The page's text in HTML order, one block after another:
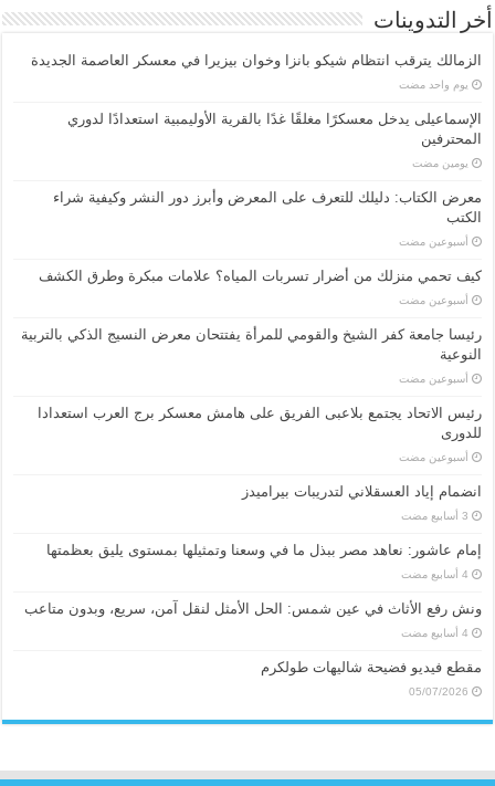
أخر التدوينات
الزمالك يترقب انتظام شيكو بانزا وخوان بيزيرا في معسكر العاصمة الجديدة
‏يوم واحد مضت
الإسماعیلی یدخل معسكرًا مغلقًا غدًا بالقرية الأوليمبية استعدادًا لدوري
المحترفين
‏يومين مضت
معرض الكتاب: دليلك للتعرف على المعرض وأبرز دور النشر وكيفية شراء
الكتب
‏أسبوعين مضت
كيف تحمي منزلك من أضرار تسربات المياه؟ علامات مبكرة وطرق الكشف
‏أسبوعين مضت
رئيسا جامعة كفر الشيخ والقومي للمرأة يفتتحان معرض النسيج الذكي بالتربية
النوعية
‏أسبوعين مضت
رئيس الاتحاد يجتمع بلاعبى الفريق على هامش معسكر برج العرب استعدادا
للدورى
‏أسبوعين مضت
انضمام إياد العسقلاني لتدريبات بيراميدز
إمام عاشور: نعاهد مصر ببذل ما في وسعنا وتمثيلها بمستوى يليق بعظمتها
ونش رفع الأثاث في عين شمس: الحل الأمثل لنقل آمن، سريع، وبدون متاعب
مقطع فيديو فضيحة شاليهات طولكرم
05/07/2026